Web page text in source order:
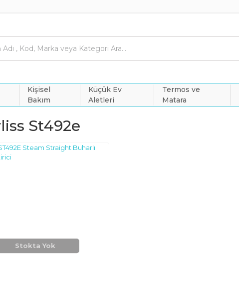
Kişisel
Bakım
Küçük Ev
Aletleri
Termos ve
Matara
St492e
Stokta Yok